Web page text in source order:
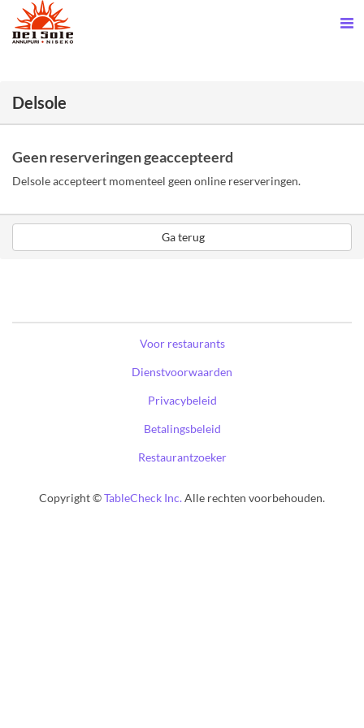
Delsole
Geen reserveringen geaccepteerd
Delsole accepteert momenteel geen online reserveringen.
Ga terug
Voor restaurants
Dienstvoorwaarden
Privacybeleid
Betalingsbeleid
Restaurantzoeker
Copyright ©TableCheck Inc.Alle rechten voorbehouden.